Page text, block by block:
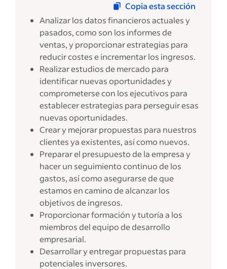
Copia esta sección
Analizar los datos financieros actuales y
pasados, como son los informes de
ventas, y proporcionar estrategias para
reducir costes e incrementar los ingresos.
Realizar estudios de mercado para
identificar nuevas oportunidades y
comprometerse con los ejecutivos para
establecer estrategias para perseguir esas
nuevas oportunidades.
Crear y mejorar propuestas para nuestros
clientes ya existentes, así como nuevos.
Preparar el presupuesto de la empresa y
hacer un seguimiento continuo de los
gastos, así como asegurarse de que
estamos en camino de alcanzar los
objetivos de ingresos.
Proporcionar formación y tutoría a los
miembros del equipo de desarrollo
empresarial.
Desarrollar y entregar propuestas para
potenciales inversores.